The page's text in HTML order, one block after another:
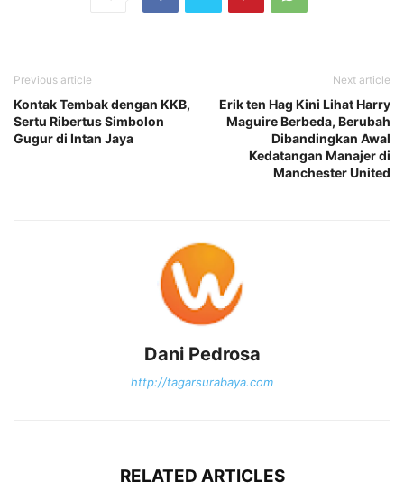
Previous article
Kontak Tembak dengan KKB,
Sertu Ribertus Simbolon
Gugur di Intan Jaya
Next article
Erik ten Hag Kini Lihat Harry
Maguire Berbeda, Berubah
Dibandingkan Awal
Kedatangan Manajer di
Manchester United
Dani Pedrosa
http://tagarsurabaya.com
RELATED ARTICLES